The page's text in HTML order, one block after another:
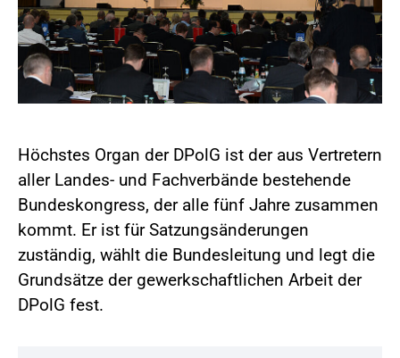
Höchstes Organ der DPolG ist der aus Vertretern
aller Landes- und Fachverbände bestehende
Bundeskongress, der alle fünf Jahre zusammen
kommt. Er ist für Satzungsänderungen
zuständig, wählt die Bundesleitung und legt die
Grundsätze der gewerkschaftlichen Arbeit der
DPolG fest.